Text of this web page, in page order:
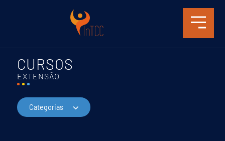
CURSOS
EXTENSÃO
Categorias